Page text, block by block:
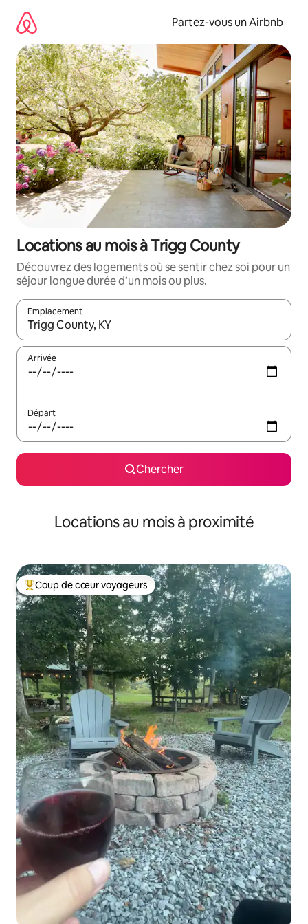
directement
contenu
Partez-vous un Airbnb
Locations au mois à Trigg County
Découvrez des logements où se sentir chez soi pour un
séjour longue durée d’un mois ou plus.
Emplacement
Quand les résultats sont affichés, parcourez-les en utilisant
Arrivée
Départ
Chercher
Locations au mois à proximité
Coup de cœur voyageurs parmi les plus aimés
Coup de cœur voyageurs